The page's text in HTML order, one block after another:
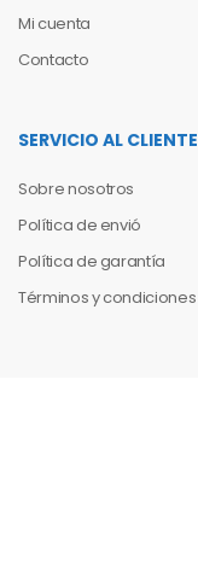
Mi cuenta
Contacto
SERVICIO AL CLIENTE
Sobre nosotros
Política de envió
Política de garantía
Términos y condiciones